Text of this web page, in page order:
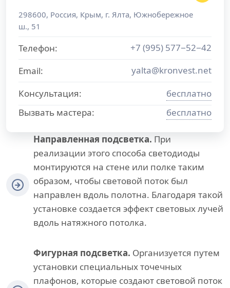
298600, Россия, Крым, г. Ялта, Южнобережное
ш., 51
Телефон:
+7 (995) 577−52−42
Email:
yalta@kronvest.net
Консультация:
бесплатно
Вызвать мастера:
бесплатно
Направленная подсветка. При
реализации этого способа светодиоды
монтируются на стене или полке таким
образом, чтобы световой поток был
направлен вдоль полотна. Благодаря такой
установке создается эффект световых лучей
вдоль натяжного потолка.
Фигурная подсветка. Организуется путем
установки специальных точечных
плафонов, которые создают световой поток